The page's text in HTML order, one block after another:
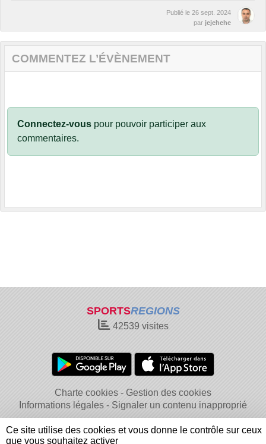
Publié le 26 sept. 2024
par jejehehe
COMMENTEZ L’ÉVÈNEMENT
Connectez-vous pour pouvoir participer aux
commentaires.
SPORTSREGIONS
42539 visites
Charte cookies
Gestion des cookies
Informations légales
Signaler un contenu inapproprié
Ce site utilise des cookies et vous donne le contrôle sur ceux
que vous souhaitez activer